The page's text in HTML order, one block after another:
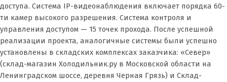
доступа. Система IP-видеонаблюдения включает порядка 60-
ти камер высокого разрешения. Система контроля и
управления доступом — 15 точек прохода. После успешной
реализации проекта, аналогичные системы были успешно
установлены в складских комплексах заказчика: «Север»
(склад-магазин Холодильник.ру в Московской области на
Ленинградском шоссе, деревня Черная Грязь) и Склад-